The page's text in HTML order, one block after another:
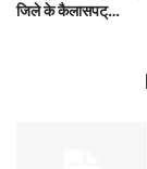
जिले के कैलासपट्…